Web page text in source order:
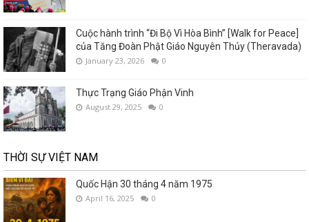
Cuộc hành trình “Đi Bộ Vì Hòa Bình” [Walk for Peace]
của Tăng Đoàn Phật Giáo Nguyên Thủy (Theravada)
January 23, 2026 0
Thực Trạng Giáo Phận Vinh
August 29, 2025 0
THỜI SỰ VIỆT NAM
Quốc Hận 30 tháng 4 năm 1975
April 16, 2025 0